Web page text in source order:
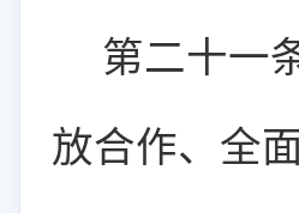
第二十一
放合作、全